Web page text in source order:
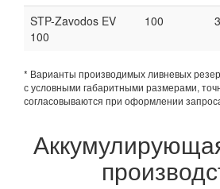
STP-Zavodos EV
100
100
* Варианты производимых ливневых
с условными габаритными размерами,
согласовываются при оформлении